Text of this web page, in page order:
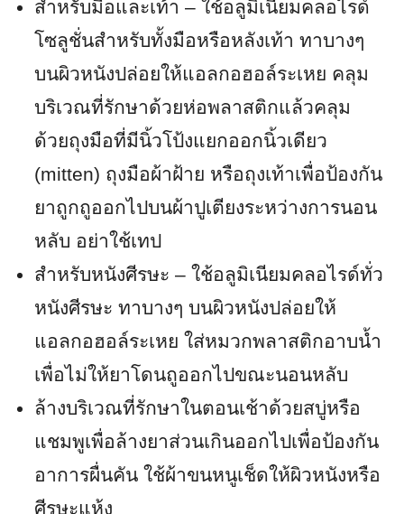
สำหรับมือและเท้า – ใช้อลูมิเนียมคลอไรด์
โซลูชั่นสำหรับทั้งมือหรือหลังเท้า ทาบางๆ
บนผิวหนังปล่อยให้แอลกอฮอล์ระเหย คลุม
บริเวณที่รักษาด้วยห่อพลาสติกแล้วคลุม
ด้วยถุงมือที่มีนิ้วโป้งแยกออกนิ้วเดียว
(mitten) ถุงมือผ้าฝ้าย หรือถุงเท้าเพื่อป้องกัน
ยาถูกถูออกไปบนผ้าปูเตียงระหว่างการนอน
หลับ อย่าใช้เทป
สำหรับหนังศีรษะ – ใช้อลูมิเนียมคลอไรด์ทั่ว
หนังศีรษะ ทาบางๆ บนผิวหนังปล่อยให้
แอลกอฮอล์ระเหย ใส่หมวกพลาสติกอาบน้ำ
เพื่อไม่ให้ยาโดนถูออกไปขณะนอนหลับ
ล้างบริเวณที่รักษาในตอนเช้าด้วยสบู่หรือ
แชมพูเพื่อล้างยาส่วนเกินออกไปเพื่อป้องกัน
อาการผื่นคัน ใช้ผ้าขนหนูเช็ดให้ผิวหนังหรือ
ศีรษะแห้ง